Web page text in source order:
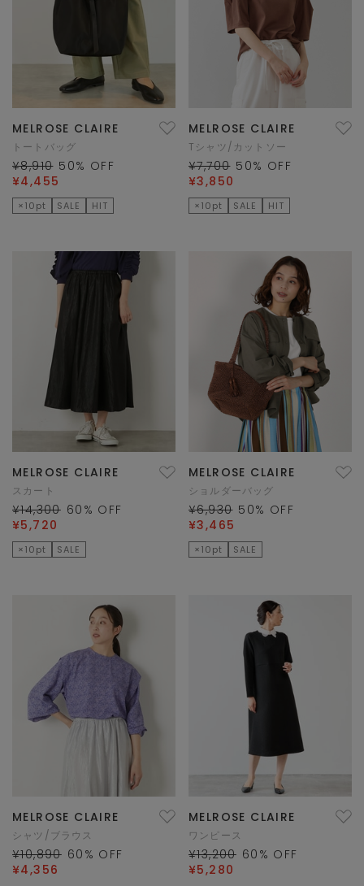
MELROSE CLAIRE
トートバッグ
¥8,910 50% OFF
¥4,455
×10pt SALE HIT
MELROSE CLAIRE
Tシャツ/カットソー
¥7,700 50% OFF
¥3,850
×10pt SALE HIT
MELROSE CLAIRE
スカート
¥14,300 60 % OFF
¥5,720
×10pt SALE
MELROSE CLAIRE
ショルダーバッグ
¥6,930 50% OFF
¥3,465
×10pt SALE
MELROSE CLAIRE
シャツ/ブラウス
¥10,890 60 % OFF
¥4,356
MELROSE CLAIRE
ワンピース
¥13,200 60 % OFF
¥5,280